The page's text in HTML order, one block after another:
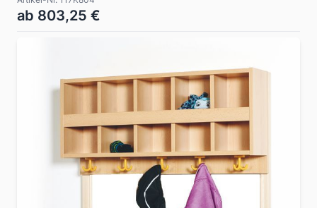
ab 803,25 €